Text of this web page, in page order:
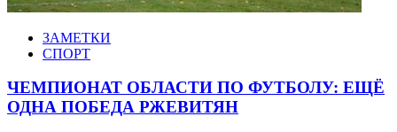
ЗАМЕТКИ
СПОРТ
ЧЕМПИОНАТ ОБЛАСТИ ПО ФУТБОЛУ: ЕЩЁ
ОДНА ПОБЕДА РЖЕВИТЯН